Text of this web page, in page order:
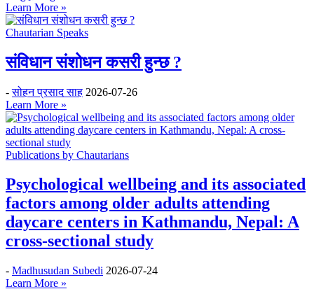
Learn More »
Chautarian Speaks
संविधान संशोधन कसरी हुन्छ ?
-सोहन प्रसाद साह 2026-07-26
Learn More »
Publications by Chautarians
Psychological wellbeing and its associated
factors among older adults attending
daycare centers in Kathmandu, Nepal: A
cross-sectional study
- Madhusudan Subedi 2026-07-24
Learn More »